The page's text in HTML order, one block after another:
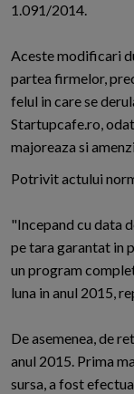
1.091/2014.
Aceste modificari
partea firmelor,
felul in care se
Startupcafe.ro,
majoreaza si
Potrivit actului
"Incepand cu data
pe tara garantat in
un program
luna in anul 2015,
De asemenea, de
anul 2015. Prima
sursa, a fost